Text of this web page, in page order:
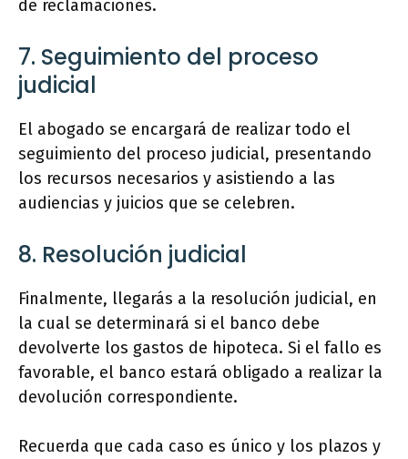
de reclamaciones.
7. Seguimiento del proceso
judicial
El abogado se encargará de realizar todo el
seguimiento del proceso judicial, presentando
los recursos necesarios y asistiendo a las
audiencias y juicios que se celebren.
8. Resolución judicial
Finalmente, llegarás a la resolución judicial, en
la cual se determinará si el banco debe
devolverte los gastos de hipoteca. Si el fallo es
favorable, el banco estará obligado a realizar la
devolución correspondiente.
Recuerda que cada caso es único y los plazos y